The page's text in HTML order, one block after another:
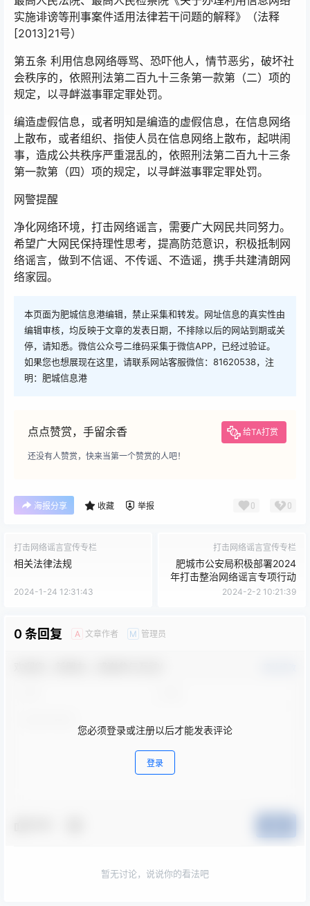
实施诽谤等刑事案件适用法律若干问题的解释》（法释
[2013]21号）
第五条 利用信息网络辱骂、恐吓他人，情节恶劣，破坏社
会秩序的，依照刑法第二百九十三条第一款第（二）项的
规定，以寻衅滋事罪定罪处罚。
编造虚假信息，或者明知是编造的虚假信息，在信息网络
上散布，或者组织、指使人员在信息网络上散布，起哄闹
事，造成公共秩序严重混乱的，依照刑法第二百九十三条
第一款第（四）项的规定，以寻衅滋事罪定罪处罚。
网警提醒
净化网络环境，打击网络谣言，需要广大网民共同努力。
希望广大网民保持理性思考，提高防范意识，积极抵制网
络谣言，做到不信谣、不传谣、不造谣，携手共建清朗网
络家园。
本页面为肥城信息港编辑，禁止采集和转发。网址信息的真实性由
编辑审核，均反映于文章的发表日期，不排除以后的网站到期或关
停，请知悉。微信公众号二维码采集于微信APP，已经过验证。
如果您也想展现在这里，请联系网站客服微信：81620538，注
明：肥城信息港
点点赞赏，手留余香 给TA打赏
还没有人赞赏，快来当第一个赞赏的人吧！
海报分享 收藏 举报 0 0
打击网络谣言宣传专栏
相关法律法规
2024-1-24 12:31:43
打击网络谣言宣传专栏
肥城市公安局积极部署2024
年打击整治网络谣言专项行动
2024-2-2 10:21:39
0 条回复 A 文章作者 M 管理员
您必须登录或注册以后才能发表评论
登录
暂无讨论，说说你的看法吧